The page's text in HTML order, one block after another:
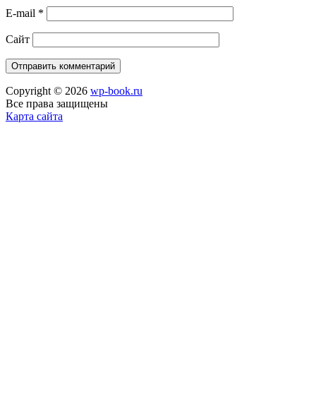
E-mail *
Сайт
Copyright © 2026 wp-book.ru
Все права защищены
Карта сайта